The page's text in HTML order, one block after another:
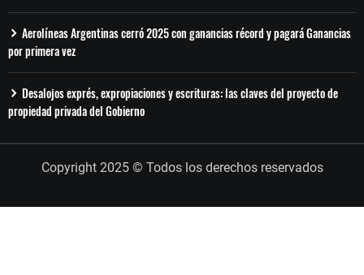
Aerolíneas Argentinas cerró 2025 con ganancias récord y pagará Ganancias
por primera vez
Desalojos exprés, expropiaciones y escrituras: las claves del proyecto de
propiedad privada del Gobierno
Copyright 2025 © Todos los derechos reservados